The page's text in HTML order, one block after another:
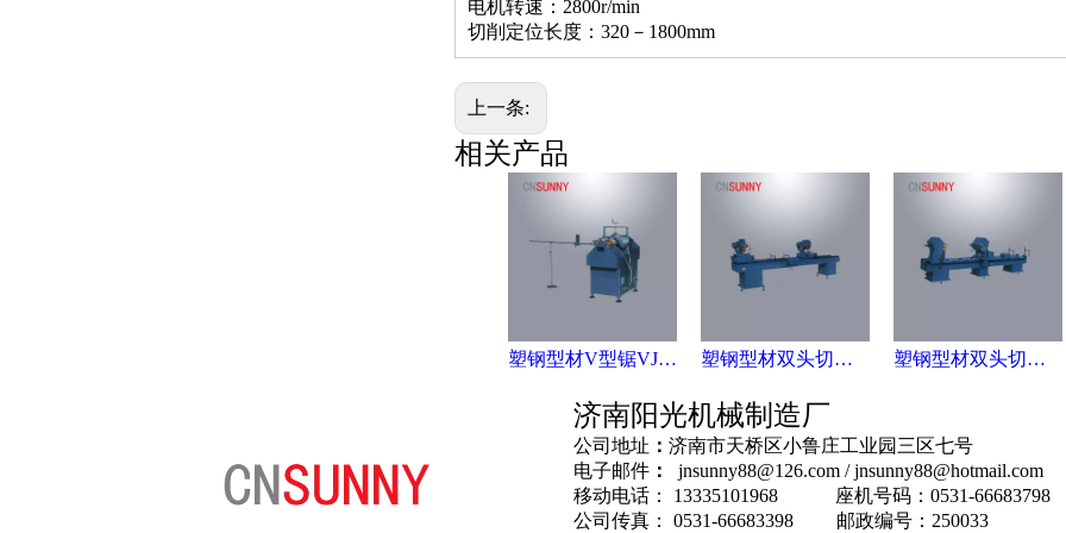
电机转速：2800r/min
切削定位长度：320－1800mm
上一条:
相关产品
塑钢型材V型锯VJ02－65 塑钢型材双头切割锯（02）SJB2-350×3500 塑钢型材双头切割锯（06）SJZ2-450×3700
济南阳光机械制造厂
公司地址 ： 济南市天桥区小鲁庄工业园三区七号
电子邮件 ： jnsunny88@126.com /jnsunny88@hotmail.com
移动电话： 13335101968 座机号码：0531-66683798
公司传真： 0531-66683398 邮政编号：250033